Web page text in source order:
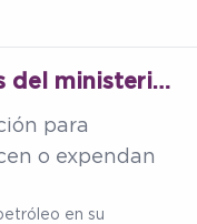
3 - Requisitos adicionales del ministerio de salud
para
o expendan
en su